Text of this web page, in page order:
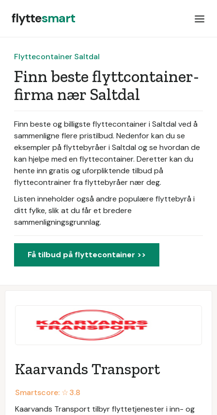
flyttesmart
Flyttecontainer Saltdal
Finn beste flyttcontainer-
firma nær Saltdal
Finn beste og billigste flyttecontainer i Saltdal ved å
sammenligne flere pristilbud. Nedenfor kan du se
eksempler på flyttebyråer i Saltdal og se hvordan de
kan hjelpe med en flyttecontainer. Deretter kan du
hente inn gratis og uforpliktende tilbud på
flyttecontrainer fra flyttebyråer nær deg.
Listen inneholder også andre populære flyttebyrå i
ditt fylke, slik at du får et bredere
sammenligningsgrunnlag.
Få tilbud på flyttecontainer >>
Kaarvands Transport
Smartscore: ☆3.8
Kaarvands Transport tilbyr flyttetjenester i inn- og